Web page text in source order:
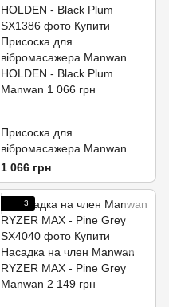
Присоска для
вібромасажера Manwan
HOLDEN - Black Plum
1 066 грн
3